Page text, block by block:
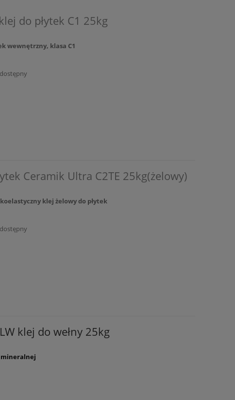
do płytek C1 25kg
wewnętrzny, klasa C1
Ceramik Ultra C2TE 25kg(żelowy)
klej żelowy do płytek
klej do wełny 25kg
mineralnej